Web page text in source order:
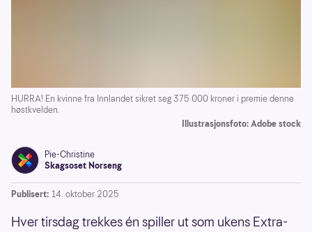
HURRA! En kvinne fra Innlandet sikret seg 375 000 kroner i premie denne
høstkvelden.
Illustrasjonsfoto: Adobe stock
Pie-Christine
Skagsoset Norseng
Publisert: 14. oktober 2025
Hver tirsdag trekkes én spiller ut som ukens Extra-